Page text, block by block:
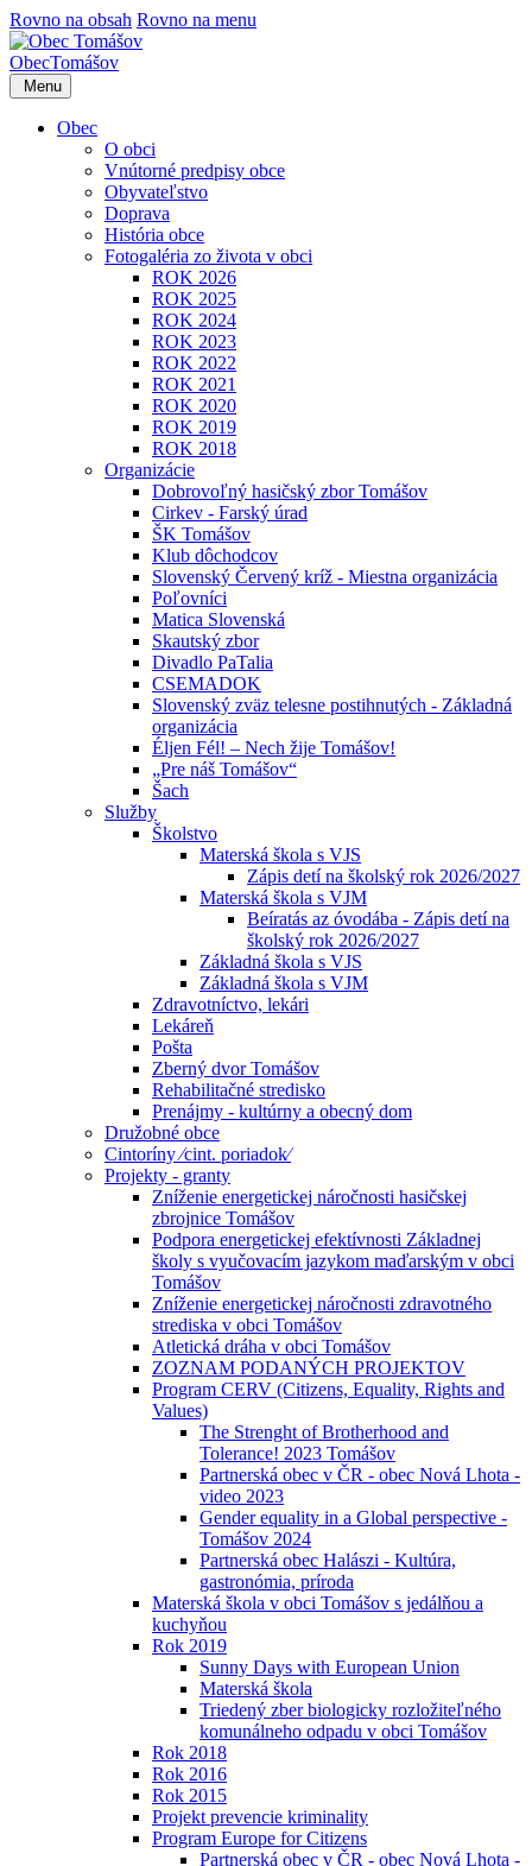
Rovno na obsah Rovno na menu
ObecTomášov
Menu
Obec
O obci
Vnútorné predpisy obce
Obyvateľstvo
Doprava
História obce
Fotogaléria zo života v obci
ROK 2026
ROK 2025
ROK 2024
ROK 2023
ROK 2022
ROK 2021
ROK 2020
ROK 2019
ROK 2018
Organizácie
Dobrovoľný hasičský zbor Tomášov
Cirkev - Farský úrad
ŠK Tomášov
Klub dôchodcov
Slovenský Červený kríž - Miestna organizácia
Poľovníci
Matica Slovenská
Skautský zbor
Divadlo PaTalia
CSEMADOK
Slovenský zväz telesne postihnutých - Základná
organizácia
Éljen Fél! – Nech žije Tomášov!
„Pre náš Tomášov“
Šach
Služby
Školstvo
Materská škola s VJS
Zápis detí na školský rok 2026/2027
Materská škola s VJM
Beíratás az óvodába - Zápis detí na
školský rok 2026/2027
Základná škola s VJS
Základná škola s VJM
Zdravotníctvo, lekári
Lekáreň
Pošta
Zberný dvor Tomášov
Rehabilitačné stredisko
Prenájmy - kultúrny a obecný dom
Družobné obce
Cintoríny ⁄cint. poriadok⁄
Projekty - granty
Zníženie energetickej náročnosti hasičskej
zbrojnice Tomášov
Podpora energetickej efektívnosti Základnej
školy s vyučovacím jazykom maďarským v obci
Tomášov
Zníženie energetickej náročnosti zdravotného
strediska v obci Tomášov
Atletická dráha v obci Tomášov
ZOZNAM PODANÝCH PROJEKTOV
Program CERV (Citizens, Equality, Rights and
Values)
The Strenght of Brotherhood and
Tolerance! 2023 Tomášov
Partnerská obec v ČR - obec Nová Lhota -
video 2023
Gender equality in a Global perspective -
Tomášov 2024
Partnerská obec Halászi - Kultúra,
gastronómia, príroda
Materská škola v obci Tomášov s jedálňou a
kuchyňou
Rok 2019
Sunny Days with European Union
Materská škola
Triedený zber biologicky rozložiteľného
komunálneho odpadu v obci Tomášov
Rok 2018
Rok 2016
Rok 2015
Projekt prevencie kriminality
Program Europe for Citizens
Partnerská obec v ČR - obec Nová Lhota -